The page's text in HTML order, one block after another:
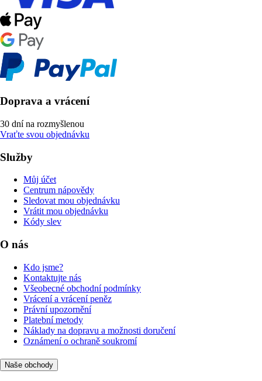
Doprava a vrácení
30 dní na rozmyšlenou
Vraťte svou objednávku
Služby
Můj účet
Centrum nápovědy
Sledovat mou objednávku
Vrátit mou objednávku
Kódy slev
O nás
Kdo jsme?
Kontaktujte nás
Všeobecné obchodní podmínky
Vrácení a vrácení peněz
Právní upozornění
Platební metody
Náklady na dopravu a možnosti doručení
Oznámení o ochraně soukromí
Naše obchody